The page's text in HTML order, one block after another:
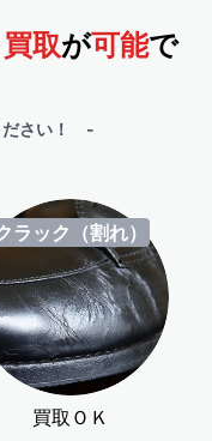
買取が可能で
ださい！ -
ラック（割れ）
買取ＯＫ